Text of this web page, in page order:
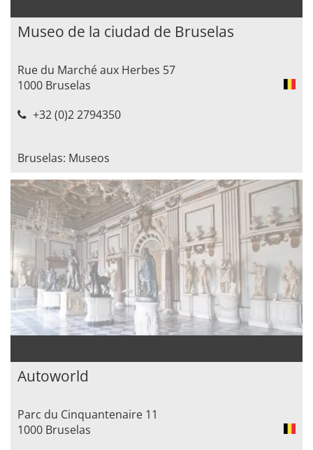
Museo de la ciudad de Bruselas
Rue du Marché aux Herbes 57
1000 Bruselas
+32 (0)2 2794350
Bruselas: Museos
Autoworld
Parc du Cinquantenaire 11
1000 Bruselas